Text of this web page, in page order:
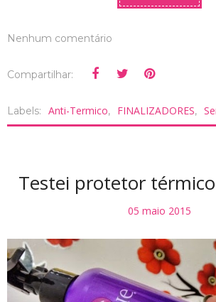
Nenhum comentário
Compartilhar:
Labels: Anti-Termico, FINALIZADORES,
Testei protetor
05 maio 2015